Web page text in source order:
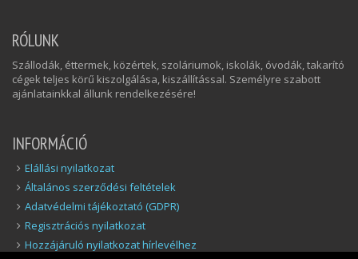
RÓLUNK
Szállodák, éttermek, közértek, szoláriumok, iskolák, óvodák, takarító
cégek teljes körű kiszolgálása, kiszállítással. Személyre szabott
ajánlatainkkal állunk rendelkezésére!
INFORMÁCIÓ
Elállási nyilatkozat
Általános szerződési feltételek
Adatvédelmi tájékoztató (GDPR)
Regisztrációs nyilatkozat
Hozzájáruló nyilatkozat hírlevélhez